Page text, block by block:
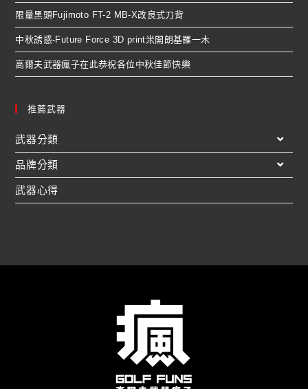
限量黑頭Fujimoto FT-2 MB-X改良式刀背
中秋誘惑-Future Force 3D print米開朗基羅一木
高爾夫武器瘋子在此恭祝各位中秋佳節快樂
推薦武器
武器分類
品牌分類
武器心得